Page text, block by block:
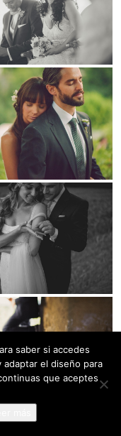
saber si accedes
el diseño para
que aceptes